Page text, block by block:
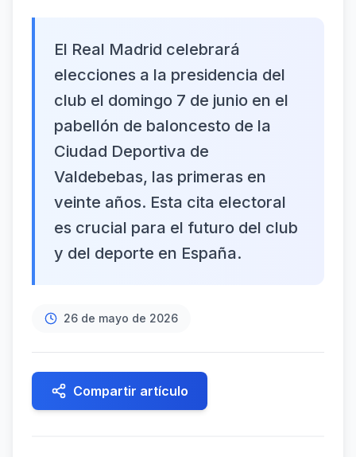
El Real Madrid celebrará
elecciones a la presidencia del
club el domingo 7 de junio en el
pabellón de baloncesto de la
Ciudad Deportiva de
Valdebebas, las primeras en
veinte años. Esta cita electoral
es crucial para el futuro del club
y del deporte en España.
26 de mayo de 2026
Compartir artículo